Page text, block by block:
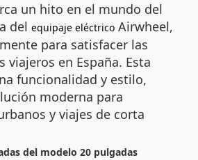
un hito en el mundo del
del equipaje eléctrico Airwheel,
para satisfacer las
viajeros en España. Esta
funcionalidad y estilo,
moderna para
y viajes de corta
del modelo 20 pulgadas